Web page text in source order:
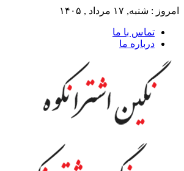
امروز : شنبه, ۱۷ مرداد , ۱۴۰۵
تماس با ما
درباره ما